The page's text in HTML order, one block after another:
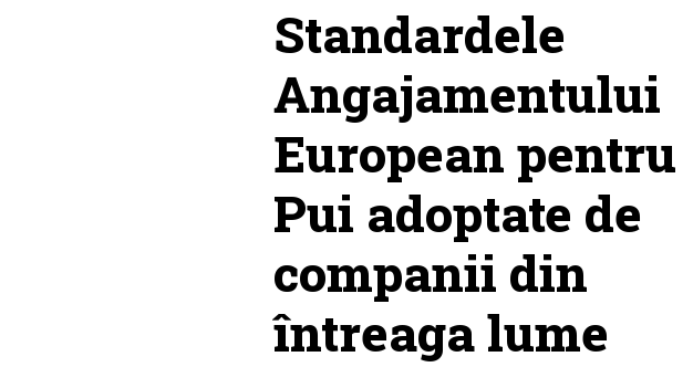
Standardele
Angajamentului
European pentru
Pui adoptate de
companii din
întreaga lume